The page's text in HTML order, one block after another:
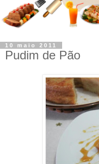
10 maio 2011
Pudim de Pão